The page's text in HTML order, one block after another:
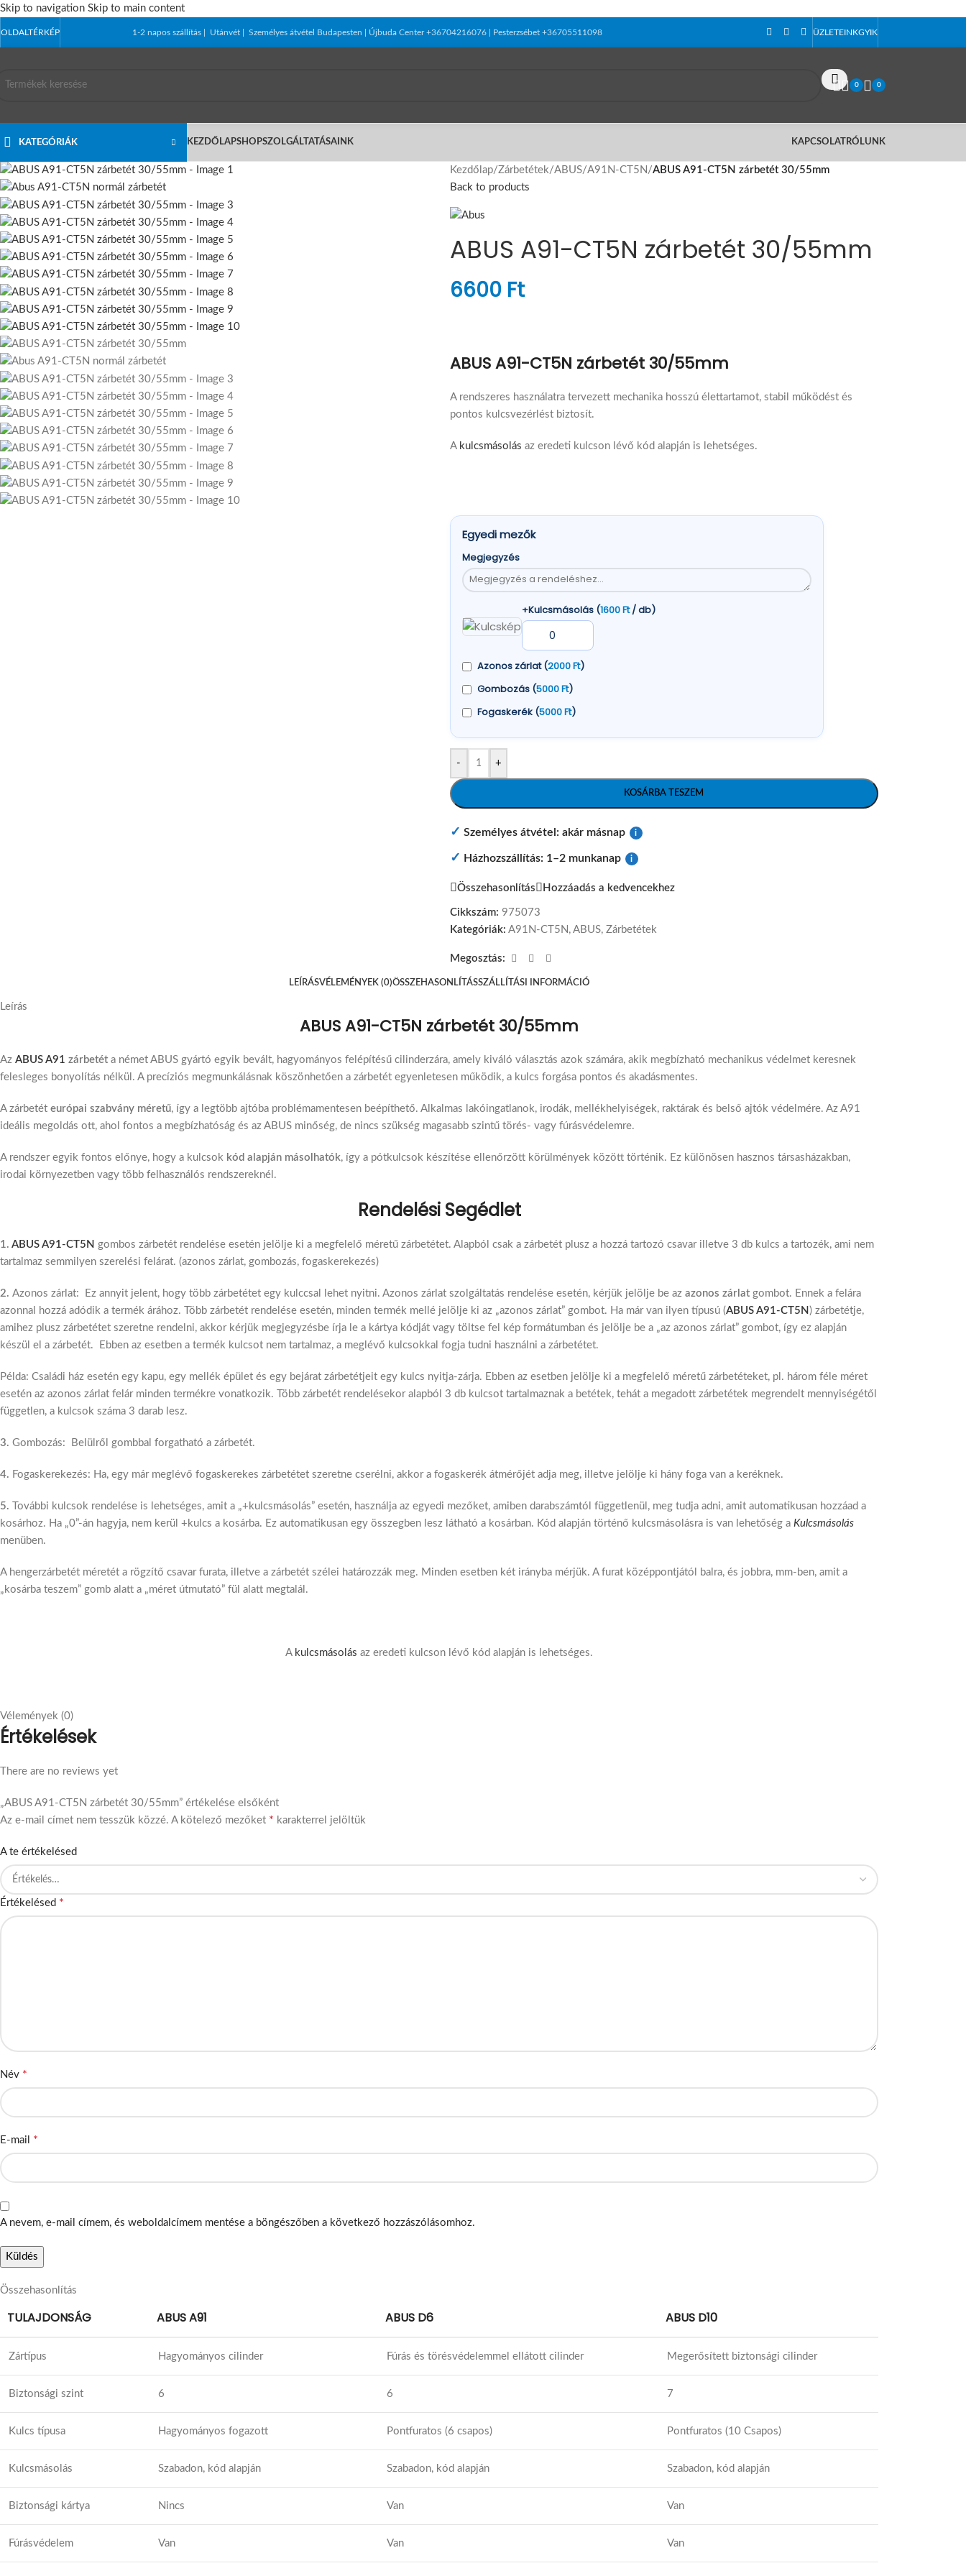
Skip to navigation Skip to main content
OLDALTÉRKÉP 1-2 napos szállítás | Utánvét | Személyes átvétel Budapesten | Újbuda Center +36704216076 | Pesterzsébet +36705511098 ÜZLETEINKGYIK
0 0
KATEGÓRIÁK KEZDŐLAPSHOPSZOLGÁLTATÁSAINK KAPCSOLATRÓLUNK
Kezdőlap/Zárbetétek/ABUS/A91N-CT5N /ABUS A91-CT5N zárbetét 30/55mm
Back to products
ABUS A91-CT5N zárbetét 30/55mm
6600 Ft
ABUS A91-CT5N zárbetét 30/55mm
A rendszeres használatra tervezett mechanika hosszú élettartamot, stabil működést és
pontos kulcsvezérlést biztosít.
A kulcsmásolás az eredeti kulcson lévő kód alapján is lehetséges.
Egyedi mezők
Megjegyzés
+Kulcsmásolás (1600Ft/ db)
Azonos zárlat (2000Ft)
Gombozás (5000Ft)
Fogaskerék (5000Ft)
- +
KOSÁRBA TESZEM
✓ Személyes átvétel: akár másnap i
✓ Házhozszállítás: 1–2 munkanap i
Összehasonlítás Hozzáadás a kedvencekhez
Cikkszám: 975073
Kategóriák: A91N-CT5N , ABUS, Zárbetétek
Megosztás:
LEÍRÁSVÉLEMÉNYEK (0)ÖSSZEHASONLÍTÁSSZÁLLÍTÁSI INFORMÁCIÓ
Leírás
ABUS A91-CT5N zárbetét 30/55mm
Az ABUS A91 zárbetéta német ABUS gyártó egyik bevált, hagyományos felépítésű cilinderzára, amely kiváló választás azok számára, akik megbízható mechanikus védelmet keresnek
felesleges bonyolítás nélkül. A precíziós megmunkálásnak köszönhetően a zárbetét egyenletesen működik, a kulcs forgása pontos és akadásmentes.
A zárbetét európai szabvány méretű, így a legtöbb ajtóba problémamentesen beépíthető. Alkalmas lakóingatlanok, irodák, mellékhelyiségek, raktárak és belső ajtók védelmére. Az A91
ideális megoldás ott, ahol fontos a megbízhatóság és az ABUS minőség, de nincs szükség magasabb szintű törés- vagy fúrásvédelemre.
A rendszer egyik fontos előnye, hogy a kulcsok kód alapján másolhatók, így a pótkulcsok készítése ellenőrzött körülmények között történik. Ez különösen hasznos társasházakban,
irodai környezetben vagy több felhasználós rendszereknél.
Rendelési Segédlet
1. ABUS A91-CT5N gombos zárbetét rendelése esetén jelölje ki a megfelelő méretű zárbetétet. Alapból csak a zárbetét plusz a hozzá tartozó csavar illetve 3 db kulcs a tartozék, ami nem
tartalmaz semmilyen szerelési felárat. (azonos zárlat, gombozás, fogaskerekezés)
2. Azonos zárlat: Ez annyit jelent, hogy több zárbetétet egy kulccsal lehet nyitni. Azonos zárlat szolgáltatás rendelése esetén, kérjük jelölje be az azonos zárlatgombot. Ennek a felára
azonnal hozzá adódik a termék árához. Több zárbetét rendelése esetén, minden termék mellé jelölje ki az „azonos zárlat” gombot. Ha már van ilyen típusú (ABUS A91-CT5N ) zárbetétje,
amihez plusz zárbetétet szeretne rendelni, akkor kérjük megjegyzésbe írja le a kártya kódját vagy töltse fel kép formátumban és jelölje be a „az azonos zárlat” gombot, így ez alapján
készül el a zárbetét. Ebben az esetben a termék kulcsot nem tartalmaz, a meglévő kulcsokkal fogja tudni használni a zárbetétet.
Példa: Családi ház esetén egy kapu, egy mellék épület és egy bejárat zárbetétjeit egy kulcs nyitja-zárja. Ebben az esetben jelölje ki a megfelelő méretű zárbetéteket, pl. három féle méret
esetén az azonos zárlat felár minden termékre vonatkozik. Több zárbetét rendelésekor alapból 3 db kulcsot tartalmaznak a betétek, tehát a megadott zárbetétek megrendelt mennyiségétől
független, a kulcsok száma 3 darab lesz.
3. Gombozás: Belülről gombbal forgatható a zárbetét.
4. Fogaskerekezés: Ha, egy már meglévő fogaskerekes zárbetétet szeretne cserélni, akkor a fogaskerék átmérőjét adja meg, illetve jelölje ki hány foga van a keréknek.
5. További kulcsok rendelése is lehetséges, amit a „+kulcsmásolás” esetén, használja az egyedi mezőket, amiben darabszámtól függetlenül, meg tudja adni, amit automatikusan hozzáad a
kosárhoz. Ha „0”-án hagyja, nem kerül +kulcs a kosárba. Ez automatikusan egy összegben lesz látható a kosárban. Kód alapján történő kulcsmásolásra is van lehetőség a Kulcsmásolás
menüben.
A hengerzárbetét méretét a rögzítő csavar furata, illetve a zárbetét szélei határozzák meg. Minden esetben két irányba mérjük. A furat középpontjától balra, és jobbra, mm-ben, amit a
„kosárba teszem” gomb alatt a „méret útmutató” fül alatt megtalál.
A kulcsmásolás az eredeti kulcson lévő kód alapján is lehetséges.
Vélemények (0)
Értékelések
There are no reviews yet
„ABUS A91-CT5N zárbetét 30/55mm” értékelése elsőként
Az e-mail címet nem tesszük közzé. A kötelező mezőket * karakterrel jelöltük
A te értékelésed
Értékelésed *
Név *
E-mail *
A nevem, e-mail címem, és weboldalcímem mentése a böngészőben a következő hozzászólásomhoz.
Összehasonlítás
TULAJDONSÁG ABUS A91 ABUS D6 ABUS D10
Zártípus Hagyományos cilinder Fúrás és törésvédelemmel ellátott cilinder Megerősített biztonsági cilinder
Biztonsági szint 6 6 7
Kulcs típusa Hagyományos fogazott Pontfuratos (6 csapos) Pontfuratos (10 Csapos)
Kulcsmásolás Szabadon, kód alapján Szabadon, kód alapján Szabadon, kód alapján
Biztonsági kártya Nincs Van Van
Fúrásvédelem Van Van Van